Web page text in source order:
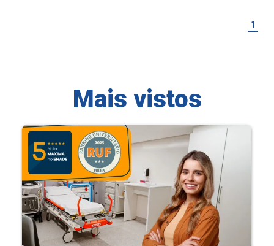
1
Mais vistos